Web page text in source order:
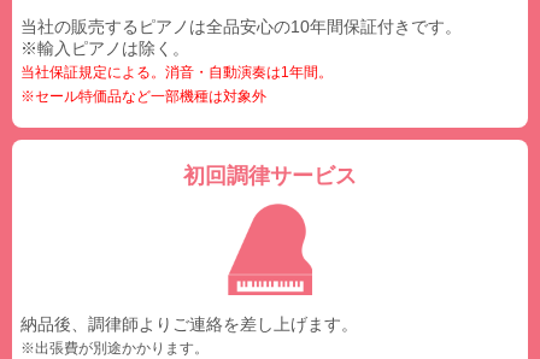
当社の販売するピアノは全品安心の10年間保証付きです。
※輸入ピアノは除く。
当社保証規定による。消音・自動演奏は1年間。
※セール特価品など一部機種は対象外
初回調律サービス
納品後、調律師よりご連絡を差し上げます。
※出張費が別途かかります。